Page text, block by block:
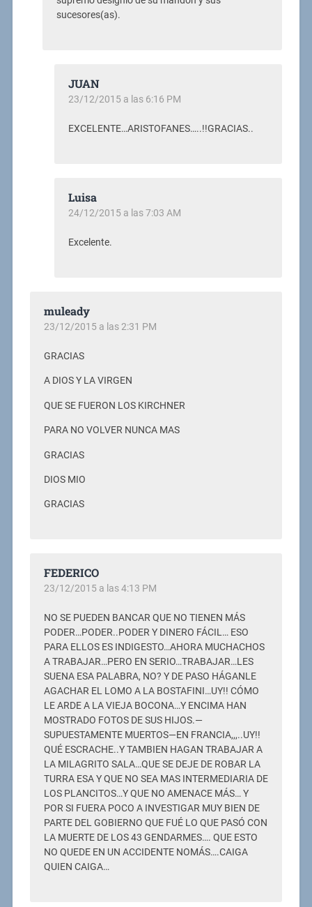
sucesores(as).
JUAN
23/12/2015 a las 6:16 PM
EXCELENTE…ARISTOFANES…..!!GRACIAS..
Luisa
24/12/2015 a las 7:03 AM
Excelente.
muleady
23/12/2015 a las 2:31 PM
GRACIAS
A DIOS Y LA VIRGEN
QUE SE FUERON LOS KIRCHNER
PARA NO VOLVER NUNCA MAS
GRACIAS
DIOS MIO
GRACIAS
FEDERICO
23/12/2015 a las 4:13 PM
NO SE PUEDEN BANCAR QUE NO TIENEN MÁS
PODER…PODER..PODER Y DINERO FÁCIL… ESO
PARA ELLOS ES INDIGESTO…AHORA MUCHACHOS
A TRABAJAR…PERO EN SERIO…TRABAJAR…LES
SUENA ESA PALABRA, NO? Y DE PASO HÁGANLE
AGACHAR EL LOMO A LA BOSTAFINI…UY!! CÓMO
LE ARDE A LA VIEJA BOCONA…Y ENCIMA HAN
MOSTRADO FOTOS DE SUS HIJOS.—
SUPUESTAMENTE MUERTOS—EN FRANCIA,,,..UY!!
QUÉ ESCRACHE..Y TAMBIEN HAGAN TRABAJAR A
LA MILAGRITO SALA…QUE SE DEJE DE ROBAR LA
TURRA ESA Y QUE NO SEA MAS INTERMEDIARIA DE
LOS PLANCITOS…Y QUE NO AMENACE MÁS… Y
POR SI FUERA POCO A INVESTIGAR MUY BIEN DE
PARTE DEL GOBIERNO QUE FUÉ LO QUE PASÓ CON
LA MUERTE DE LOS 43 GENDARMES…. QUE ESTO
NO QUEDE EN UN ACCIDENTE NOMÁS….CAIGA
QUIEN CAIGA…